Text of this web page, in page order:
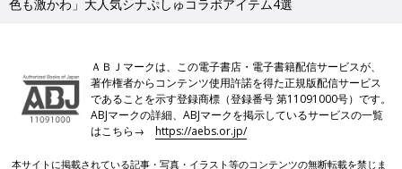
色も激かわ」大人気シナぷしゅコラボアイテム4選
ＡＢＪマークは、この電子書店・電子書籍配信サービスが、
著作権者からコンテンツ使用許諾を得た正規版配信サービス
であることを示す登録商標（登録番号 第11091000号）です。
ABJマークの詳細、ABJマークを掲示しているサービスの一覧
はこちら→https://aebs.or.jp/
本サイトに掲載されている記事・写真・イラスト等のコンテンツの無断転載を禁じま